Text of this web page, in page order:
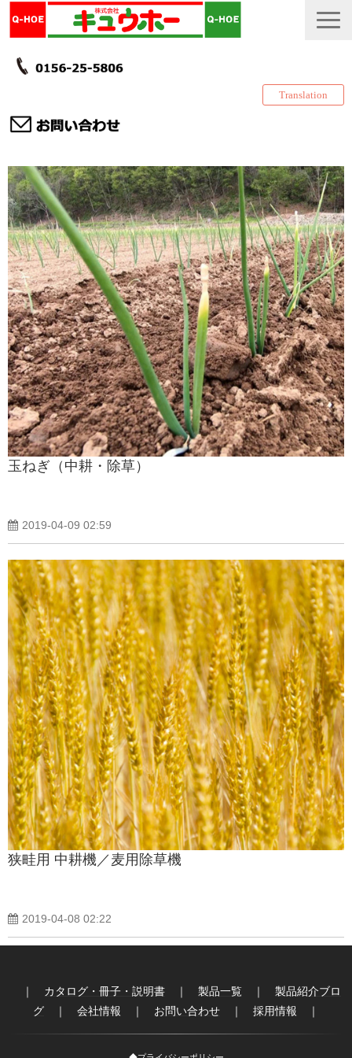
Translation
TOP
カタログ・冊子 DL
説明書
製品一覧
会社情報
採用情報
更新履歴
製品紹介ブログ
玉ねぎ（中耕・除草）
2019-04-09 02:59
狭畦用 中耕機／麦用除草機
2019-04-08 02:22
｜ カタログ・冊子・説明書 ｜ 製品一覧 ｜ 製品紹介ブロ
グ ｜ 会社情報 ｜ お問い合わせ ｜ 採用情報 ｜